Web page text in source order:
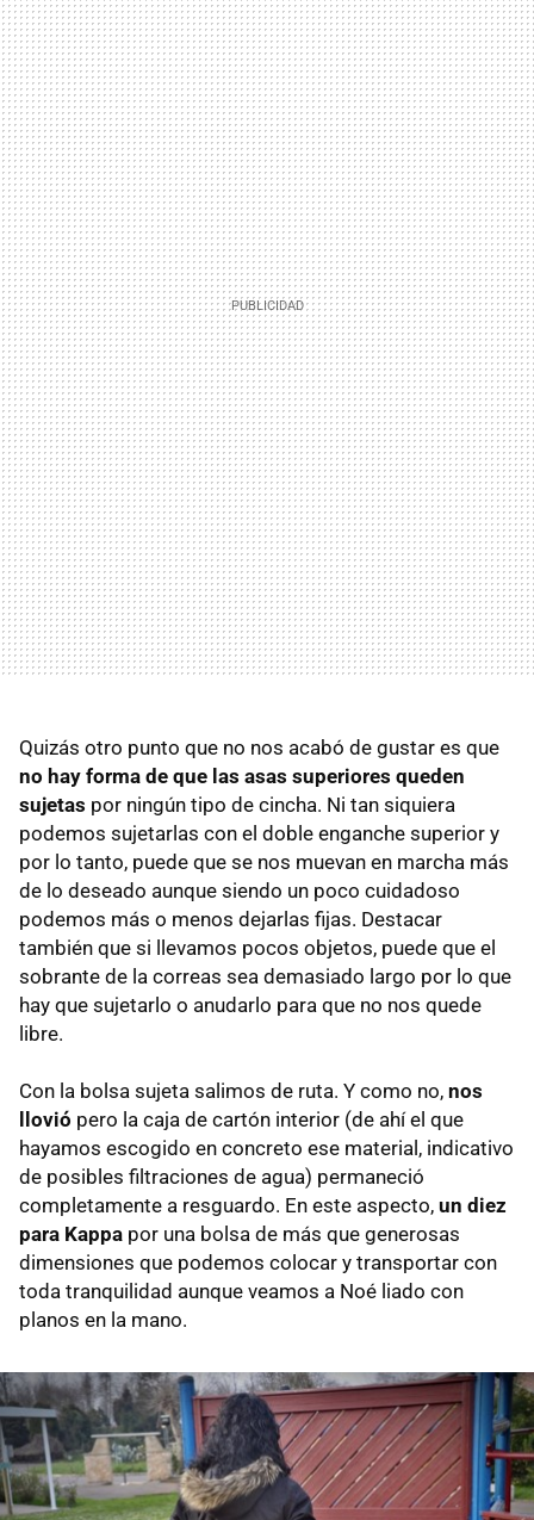
Quizás otro punto que no nos acabó de gustar es que
no hay forma de que las asas superiores queden
sujetas por ningún tipo de cincha. Ni tan siquiera
podemos sujetarlas con el doble enganche superior y
por lo tanto, puede que se nos muevan en marcha más
de lo deseado aunque siendo un poco cuidadoso
podemos más o menos dejarlas fijas. Destacar
también que si llevamos pocos objetos, puede que el
sobrante de la correas sea demasiado largo por lo que
hay que sujetarlo o anudarlo para que no nos quede
libre.
Con la bolsa sujeta salimos de ruta. Y como no, nos
llovió pero la caja de cartón interior (de ahí el que
hayamos escogido en concreto ese material, indicativo
de posibles filtraciones de agua) permaneció
completamente a resguardo. En este aspecto, un diez
para Kappa por una bolsa de más que generosas
dimensiones que podemos colocar y transportar con
toda tranquilidad aunque veamos a Noé liado con
planos en la mano.